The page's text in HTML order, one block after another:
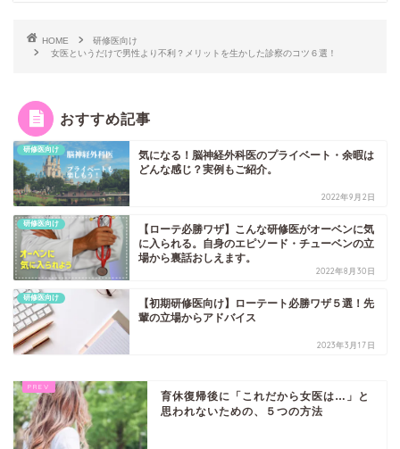
HOME
研修医向け
女医というだけで男性より不利？メリットを生かした診察のコツ６選！
おすすめ記事
研修医向け
気になる！脳神経外科医のプライベート・余暇は
どんな感じ？実例もご紹介。
2022年9月2日
研修医向け
【ローテ必勝ワザ】こんな研修医がオーベンに気
に入られる。自身のエピソード・チューベンの立
場から裏話おしえます。
2022年8月30日
研修医向け
【初期研修医向け】ローテート必勝ワザ５選！先
輩の立場からアドバイス
2023年3月17日
育休復帰後に「これだから女医は…」と
思われないための、５つの方法